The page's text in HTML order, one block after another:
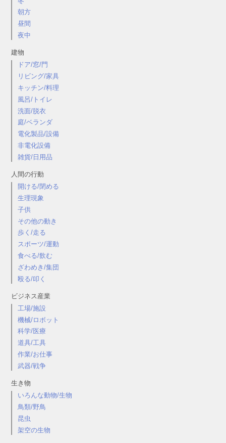
朝方
昼間
夜中
建物
ドア/窓/門
リビング/家具
キッチン/料理
風呂/トイレ
洗面/脱衣
庭/ベランダ
電化製品/設備
非電化設備
雑貨/日用品
人間の行動
開ける/閉める
生理現象
子供
その他の動き
歩く/走る
スポーツ/運動
食べる/飲む
ざわめき/集団
殴る/叩く
ビジネス産業
工場/施設
機械/ロボット
科学/医療
道具/工具
作業/お仕事
武器/戦争
生き物
いろんな動物/生物
鳥類/野鳥
昆虫
架空の生物